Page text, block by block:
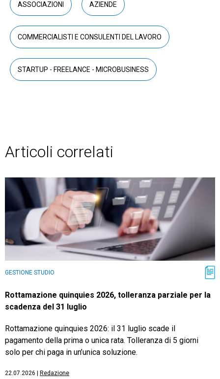
ASSOCIAZIONI AZIENDE
COMMERCIALISTI E CONSULENTI DEL LAVORO
STARTUP - FREELANCE - MICROBUSINESS
Articoli correlati
GESTIONE STUDIO
Rottamazione quinquies 2026, tolleranza parziale per la
scadenza del 31 luglio
Rottamazione quinquies 2026: il 31 luglio scade il
pagamento della prima o unica rata. Tolleranza di 5 giorni
solo per chi paga in un’unica soluzione.
22.07.2026 Redazione